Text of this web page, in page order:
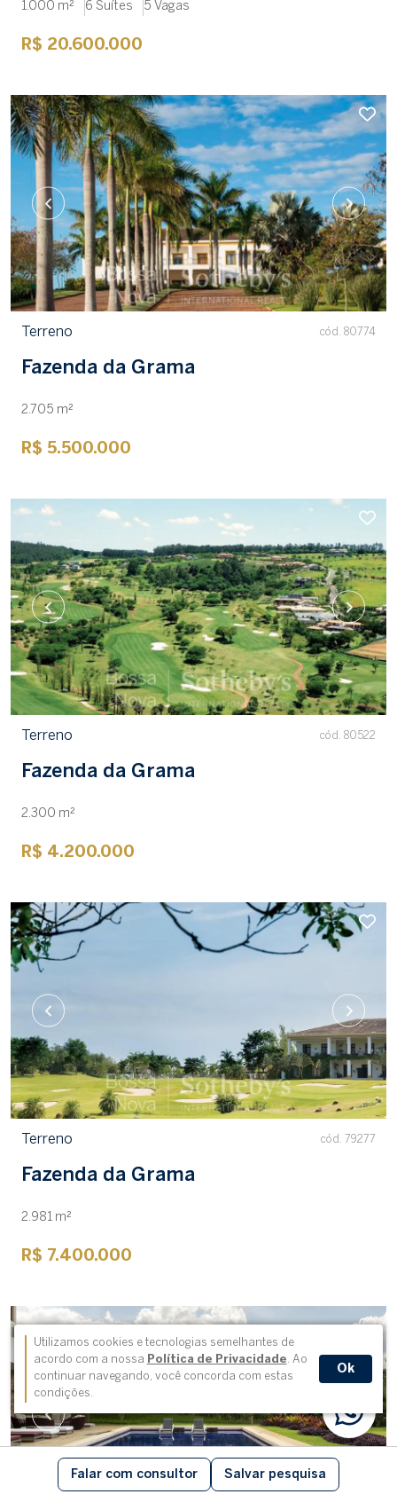
Utilizamos cookies e tecnologias semelhantes de
acordo com a nossa Política de Privacidade. Ao
continuar navegando, você concorda com estas
condições.
Ok
1.000 m² 6 Suítes 5 Vagas
R$ 20.600.000
Terreno cód. 80774
Fazenda da Grama
2.705 m²
R$ 5.500.000
Terreno cód. 80522
Fazenda da Grama
2.300 m²
R$ 4.200.000
Terreno cód. 79277
Fazenda da Grama
2.981 m²
R$ 7.400.000
Falar com consultor Salvar pesquisa